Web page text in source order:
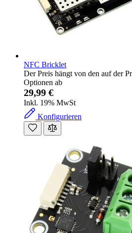
NFC Bricklet
Der Preis hängt von den auf der
Optionen ab
29,99 €
Inkl. 19% MwSt
Konfigurieren